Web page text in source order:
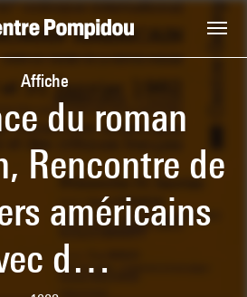
Affiche
du roman
Rencontre de
américains
d…